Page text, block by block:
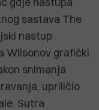
sastava The
nastup
Wilsonov grafički
snimanja
upriličio
Sutra